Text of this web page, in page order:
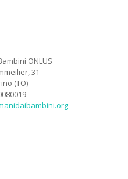
ONLUS
31
(TO)